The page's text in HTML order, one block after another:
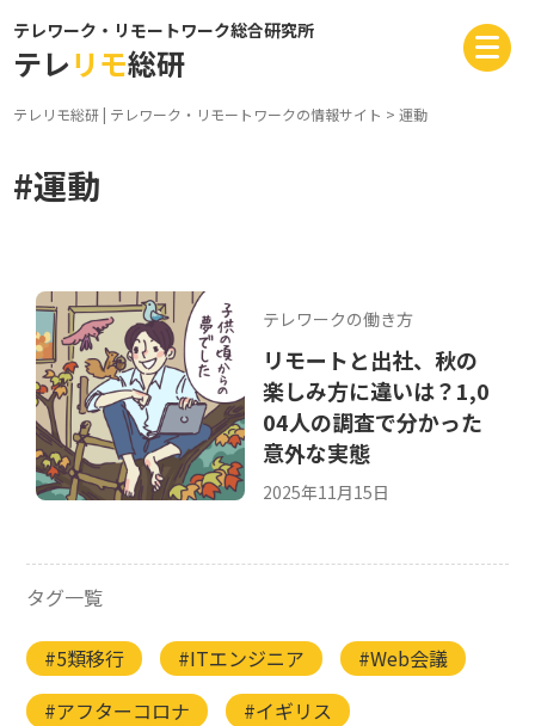
テレワーク・リモートワーク総合研究所
テレリモ総研
テレリモ総研 | テレワーク・リモートワークの情報サイト >運動
#運動
テレワークの働き方
リモートと出社、秋の
楽しみ方に違いは？1,0
04人の調査で分かった
意外な実態
2025年11月15日
タグ一覧
#5類移行 #ITエンジニア
#Web会議
#アフターコロナ
#イギリス